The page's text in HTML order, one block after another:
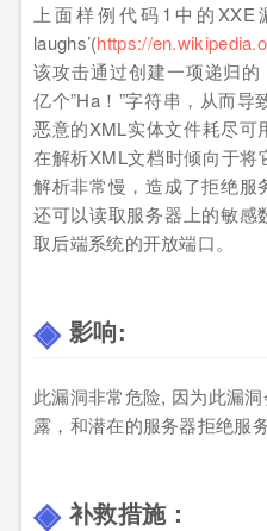
上面样例代码1中的XXE
laughs’(https://
该攻击通过创建一项递归
亿个”Ha！”字符串，从而
恶意的XML实体文件耗尽可
在解析XML文档时倾向于将
解析非常慢，造成了拒绝
还可以读取服务器上的敏
取后端系统的开放端口。
影响:
此漏洞非常危险, 因为此漏
露，和潜在的服务器拒绝服务
补救措施：